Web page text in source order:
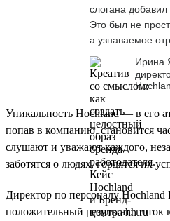
слогана добавил
Это был не
а узнаваемое
Ирина
Уникальность Hochland — в его
попав в компанию, становится
слушают и уважают каждого,
заботятся о людях, гордятся их
Директор по персоналу
положительный результат: поток